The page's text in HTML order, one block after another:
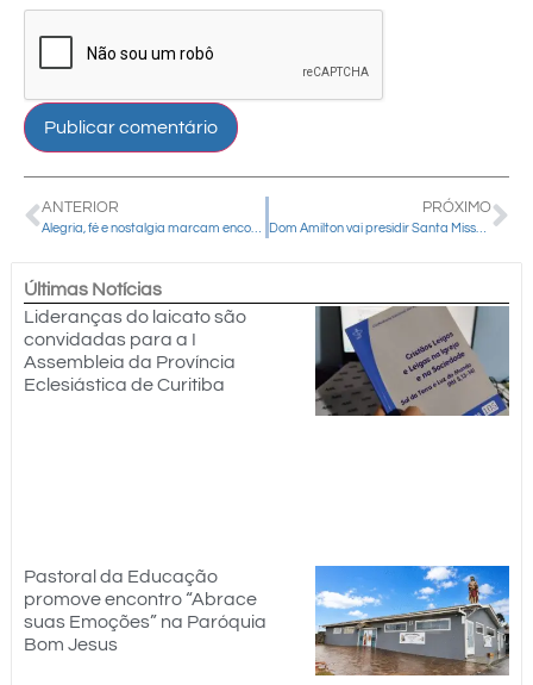
ANTERIOR PRÓXIMO
Dom Amilton vai presidir Santa Missa no Santuário Nacional de Aparecida no sábado (25)
Últimas Notícias
Lideranças do laicato são
convidadas para a I
Assembleia da Província
Eclesiástica de Curitiba
Pastoral da Educação
promove encontro “Abrace
suas Emoções” na Paróquia
Bom Jesus